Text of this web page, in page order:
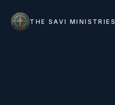
THE SAVI MINISTRIES